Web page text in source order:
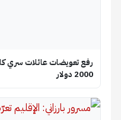
رفع تعويضات عائلات سري
2000 دولار